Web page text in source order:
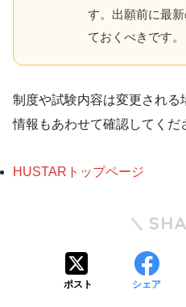
す。出願前に最
ておくべきです。
制度や試験内容は変更され
情報もあわせて確認してくだ
HUSTARトップページ
ポスト シェア